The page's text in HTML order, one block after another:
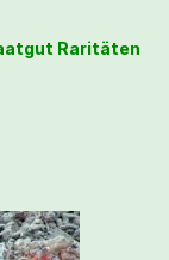
Raritäten